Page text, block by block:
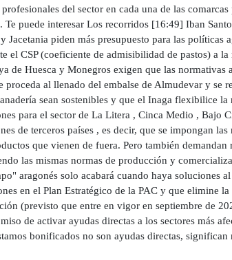
del sector en cada una de las
puede interesar Los recorridos [16:49] Iban
Jacetania piden más presupuesto para las políticas
el CSP (coeficiente de admisibilidad de pastos) a
de Huesca y Monegros exigen que las normativas
al llenado del embalse de Almudevar y se
sean sostenibles y que el Inaga flexibilice
para el sector de La Litera , Cinca Medio , Bajo
de terceros países , es decir, que se impongan
que vienen de fuera. Pero también demandan
las mismas normas de producción y
aragonés solo acabará cuando haya soluciones
en el Plan Estratégico de la PAC y que elimine
(previsto que entre en vigor en septiembre de
de activar ayudas directas a los sectores más
bonificados no son ayudas directas, significan